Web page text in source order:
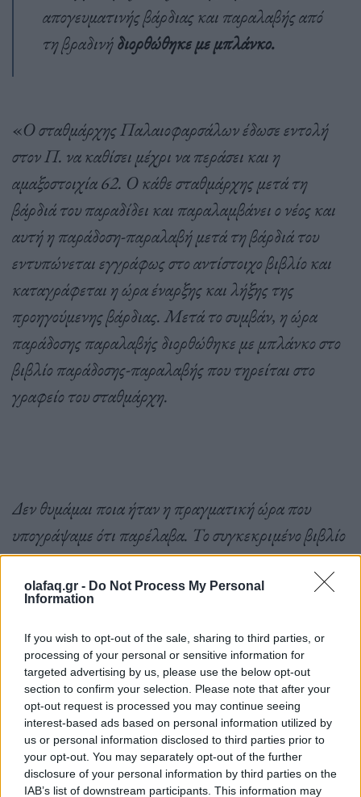
olafaq.gr - Do Not Process My Personal
Information
If you wish to opt-out of the sale, sharing to third parties, or
processing of your personal or sensitive information for
targeted advertising by us, please use the below opt-out
section to confirm your selection. Please note that after your
opt-out request is processed you may continue seeing
interest-based ads based on personal information utilized by
us or personal information disclosed to third parties prior to
your opt-out. You may separately opt-out of the further
disclosure of your personal information by third parties on the
IAB’s list of downstream participants. This information may
απογευματινής βάρδιας και παραλαβής από
τη βραδινήδιορθώθηκε με μπλάνκο.
«Ο σταθμάρχης Παλαιοφαρσάλων έδωσε εντολή
στον Π. να καθίσει μέχρι να περάσει και η
αμαξοστοιχία 62. Ο κάθε σταθμάρχης μετά τη
βάρδιά του παραδίδει και παραλαμβάνει ο νέος και
αυτή η παράδοση-παραλαβή μετά τη βάρδιά του
εντυπώνεται εγγράφως στο αντίστοιχο βιβλίο και
καταγράφεται η ώρα έναρξης και λήξης της
προηγούμενης βάρδιας. Μετά το συμβάν, η ώρα
παράδοσης παραλαβής διορθώθηκε με μπλάνκο στο
βιβλίο παράδοσης-παραλαβής που τηρείται στο
γραφείο του σταθμάρχη.
Δεν θυμάμαι ποια ήταν η πραγματική ώρα που
υπογράψαμε ότι παρέλαβα. Το συγκεκριμένο βιβλίο
βρίσκεται πάντα ανοιχτό στο γραφείο του
σταθμάρχη, τοποθετημένο σε ένα ράφι και
ώρα. Η πραγματική ώρα αναχώρησης του Π. είναι
περί 22:20 και του Χ. περί 22:10. Αναλαμβάνω την
αντικειμενική ευθύνη που με βαραίνει σαν
σταθμάρχη».
Ακολουθήστε το OLAFAQ